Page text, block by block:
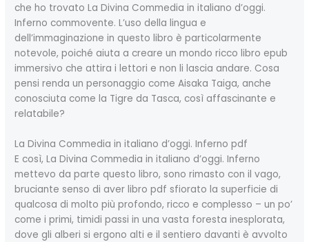
che ho trovato La Divina Commedia in italiano d’oggi.
Inferno commovente. L’uso della lingua e
dell’immaginazione in questo libro è particolarmente
notevole, poiché aiuta a creare un mondo ricco libro epub
immersivo che attira i lettori e non li lascia andare. Cosa
pensi renda un personaggio come Aisaka Taiga, anche
conosciuta come la Tigre da Tasca, così affascinante e
relatabile?
La Divina Commedia in italiano d’oggi. Inferno pdf
E così, La Divina Commedia in italiano d’oggi. Inferno
mettevo da parte questo libro, sono rimasto con il vago,
bruciante senso di aver libro pdf sfiorato la superficie di
qualcosa di molto più profondo, ricco e complesso – un po’
come i primi, timidi passi in una vasta foresta inesplorata,
dove gli alberi si ergono alti e il sentiero davanti è avvolto